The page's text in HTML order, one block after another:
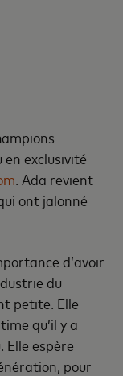
exclusivité
. Ada revient
ont jalonné
d’avoir
du
petite. Elle
qu’il y a
Elle espère
pour